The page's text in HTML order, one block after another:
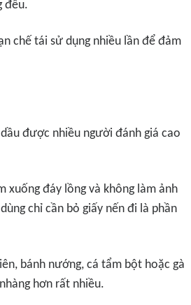
đều.
chế tái sử dụng nhiều lần để đảm
được nhiều người đánh giá cao
xuống đáy lồng và không làm ảnh
chỉ cần bỏ giấy nến đi là phần
bánh nướng, cá tẩm bột hoặc gà
hơn rất nhiều.